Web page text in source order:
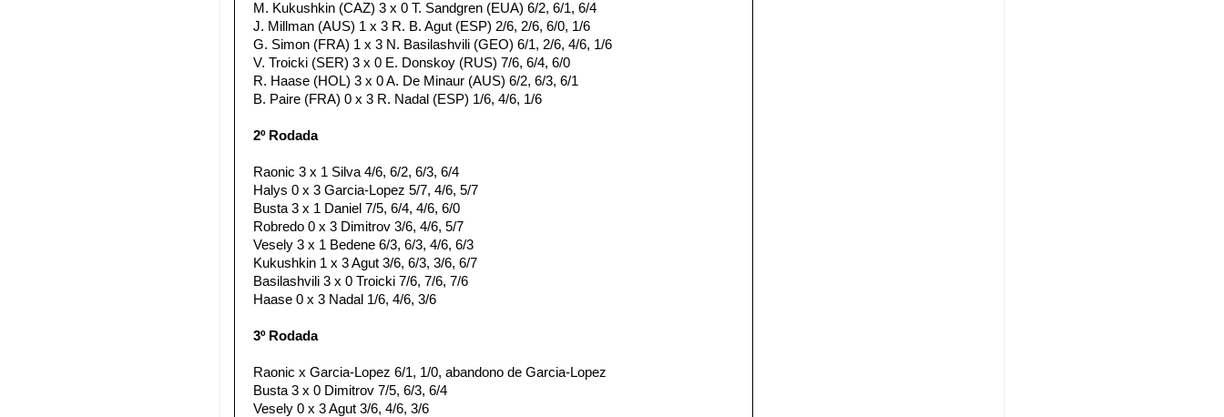
M. Kukushkin (CAZ) 3 x 0 T. Sandgren (EUA) 6/2, 6/1, 6/4
J. Millman (AUS) 1 x 3 R. B. Agut (ESP) 2/6, 2/6, 6/0, 1/6
G. Simon (FRA) 1 x 3 N. Basilashvili (GEO) 6/1, 2/6, 4/6, 1/6
V. Troicki (SER) 3 x 0 E. Donskoy (RUS) 7/6, 6/4, 6/0
R. Haase (HOL) 3 x 0 A. De Minaur (AUS) 6/2, 6/3, 6/1
B. Paire (FRA) 0 x 3 R. Nadal (ESP) 1/6, 4/6, 1/6
2º Rodada
Raonic 3 x 1 Silva 4/6, 6/2, 6/3, 6/4
Halys 0 x 3 Garcia-Lopez 5/7, 4/6, 5/7
Busta 3 x 1 Daniel 7/5, 6/4, 4/6, 6/0
Robredo 0 x 3 Dimitrov 3/6, 4/6, 5/7
Vesely 3 x 1 Bedene 6/3, 6/3, 4/6, 6/3
Kukushkin 1 x 3 Agut 3/6, 6/3, 3/6, 6/7
Basilashvili 3 x 0 Troicki 7/6, 7/6, 7/6
Haase 0 x 3 Nadal 1/6, 4/6, 3/6
3º Rodada
Raonic x Garcia-Lopez 6/1, 1/0, abandono de Garcia-Lopez
Busta 3 x 0 Dimitrov 7/5, 6/3, 6/4
Vesely 0 x 3 Agut 3/6, 4/6, 3/6